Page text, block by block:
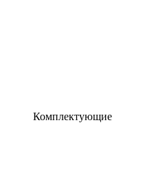
Комплектующие